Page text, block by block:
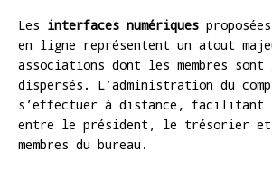
Les interfaces numériques
en ligne représentent un atout
associations dont les membres sont
dispersés. L’administration du
s’effectuer à distance, facilitant
entre le président, le trésorier
membres du bureau.